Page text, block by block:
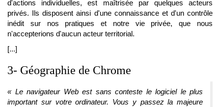
d'actions individuelles, est maîtrisée par quelques acteurs
privés. Ils disposent ainsi d'une connaissance et d'un contrôle
inédit sur nos pratiques et notre vie privée, que nous
n'accepterions d'aucun acteur territorial.
[...]
3- Géographie de Chrome
« Le navigateur Web est sans conteste le logiciel le plus
important sur votre ordinateur. Vous y passez la majeure